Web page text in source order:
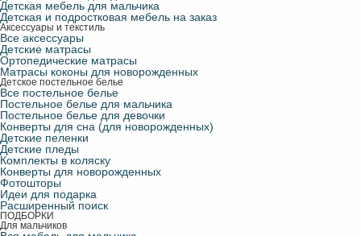
Детская мебель для мальчика
Детская и подростковая мебель на заказ
Аксессуары и текстиль
Все аксессуары
Детские матрасы
Ортопедические матрасы
Матрасы коконы для новорожденных
Детское постельное белье
Все постельное белье
Постельное белье для мальчика
Постельное белье для девочки
Конверты для сна (для новорожденных)
Детские пеленки
Детские пледы
Комплекты в коляску
Конверты для новорожденных
Фотошторы
Идеи для подарка
Расширенный поиск
ПОДБОРКИ
Для мальчиков